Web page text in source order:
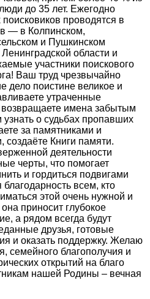
до 35 лет. Ежегодно
поисковиков проводятся в
— в Колпинском,
и Пушкинском
области и
участники поискового
Ваш труд чрезвычайно
дело поистине великое и
утраченные
имена забытым
о судьбах пропавших
за памятниками и
создаёте Книги памяти.
деятельности
черты, что помогает
и гордиться подвигами
всем, кто
этой очень нужной и
приносит глубокое
а рядом всегда будут
друзья, готовые
и оказать поддержку. Желаю
семейного благополучия и
открытий на благо
нашей Родины – вечная